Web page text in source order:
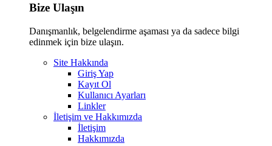
Bize Ulaşın
Danışmanlık, belgelendirme aşaması ya da sadece bilgi
edinmek için bize ulaşın.
Site Hakkında
Giriş Yap
Kayıt Ol
Kullanıcı Ayarları
Linkler
İletişim ve Hakkımızda
İletişim
Hakkımızda